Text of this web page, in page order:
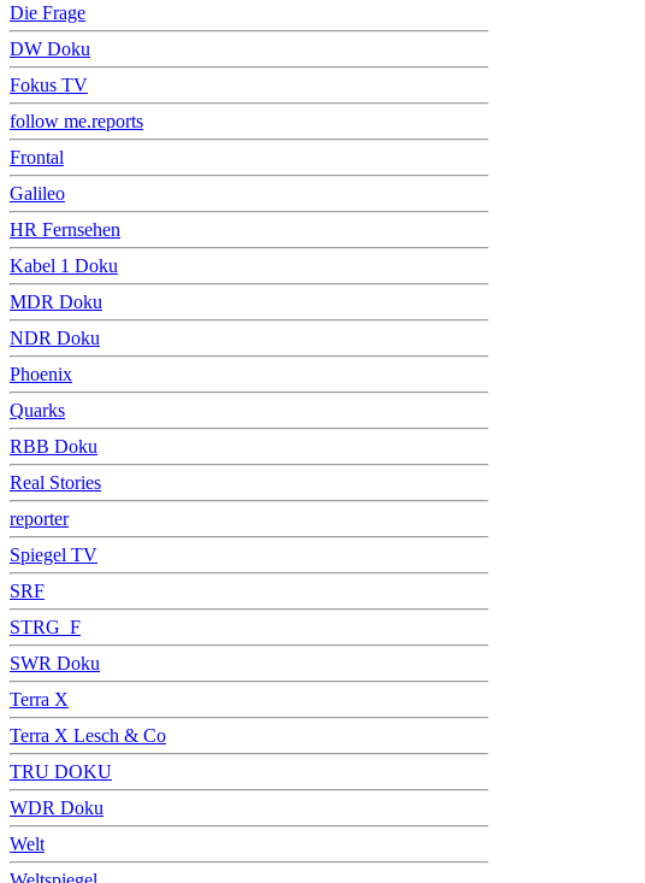
Die Frage
DW Doku
Fokus TV
follow me.reports
Frontal
Galileo
HR Fernsehen
Kabel 1 Doku
MDR Doku
NDR Doku
Phoenix
Quarks
RBB Doku
Real Stories
reporter
Spiegel TV
SRF
STRG_F
SWR Doku
Terra X
Terra X Lesch & Co
TRU DOKU
WDR Doku
Welt